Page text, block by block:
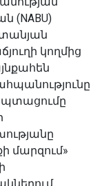
(NABU)
կողմից
մարզում»